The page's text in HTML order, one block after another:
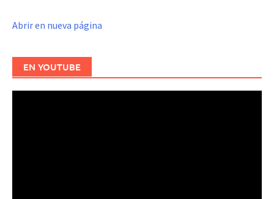
Abrir en nueva página
EN YOUTUBE